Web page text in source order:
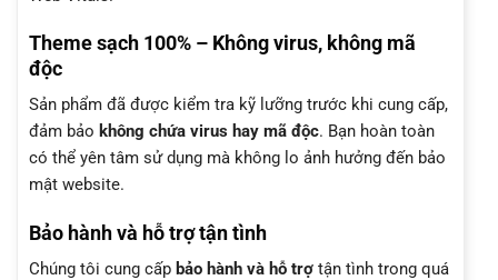
Theme sạch 100% – Không virus, không mã
độc
Sản phẩm đã được kiểm tra kỹ lưỡng trước khi cung cấp,
đảm bảo không chứa virus hay mã độc. Bạn hoàn toàn
có thể yên tâm sử dụng mà không lo ảnh hưởng đến bảo
mật website.
Bảo hành và hỗ trợ tận tình
Chúng tôi cung cấp bảo hành và hỗ trợ tận tình trong quá